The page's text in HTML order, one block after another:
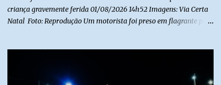
criança gravemente ferida 01/08/2026 14h52 Imagens: Via Certa
Natal Foto: Reprodução Um motorista foi preso em flagrante por
Um dos condutores apresentava sinais de embriaguez, foi levado